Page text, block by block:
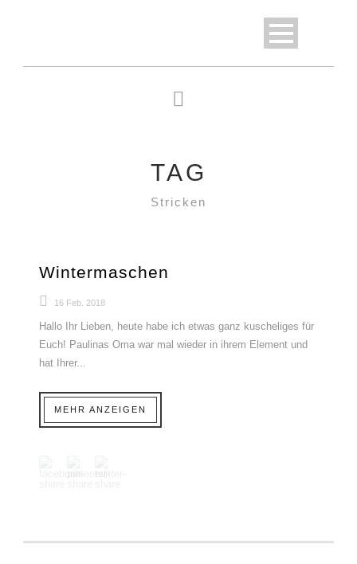
TAG
Stricken
Wintermaschen
16 Feb. 2018
Hallo Ihr Lieben, heute habe ich etwas ganz kuscheliges für
Euch! Paulinas Oma war mal wieder in ihrem Element und
hat Ihrer...
MEHR ANZEIGEN